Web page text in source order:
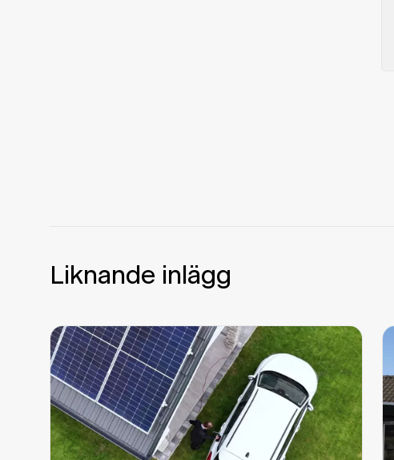
Liknande inlägg